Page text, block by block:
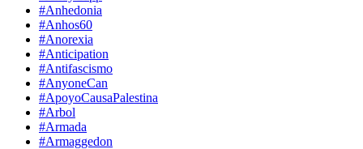
#Anhedonia
#Anhos60
#Anorexia
#Anticipation
#Antifascismo
#AnyoneCan
#ApoyoCausaPalestina
#Arbol
#Armada
#Armaggedon